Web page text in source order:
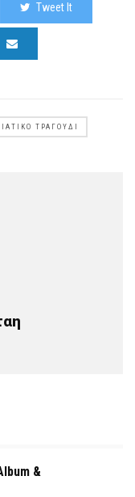
Tweet It
ΤΡΑΓΟΎΔΙ
&